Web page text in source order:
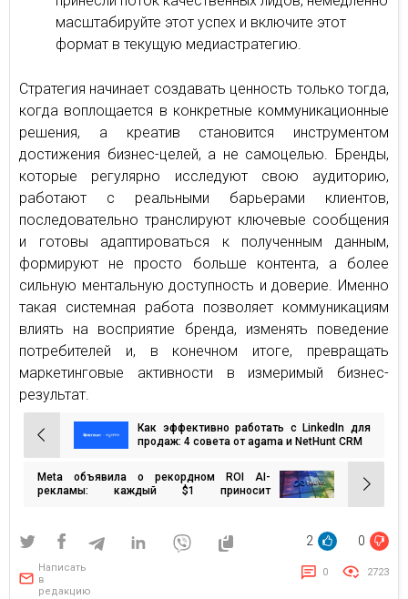
масштабируйте этот успех и включите этот
формат в текущую медиастратегию.
Стратегия начинает создавать ценность только тогда,
когда воплощается в конкретные коммуникационные
решения, а креатив становится инструментом
достижения бизнес-целей, а не самоцелью. Бренды,
которые регулярно исследуют свою аудиторию,
работают с реальными барьерами клиентов,
последовательно транслируют ключевые сообщения
и готовы адаптироваться к полученным данным,
формируют не просто больше контента, а более
сильную ментальную доступность и доверие. Именно
такая системная работа позволяет коммуникациям
влиять на восприятие бренда, изменять поведение
потребителей и, в конечном итоге, превращать
маркетинговые активности в измеримый бизнес-
результат.
Навигация
по
записям
Как эффективно работать с LinkedIn для
продаж: 4 совета от agama и NetHunt CRM
Meta объявила о рекордном ROI AI-
рекламы: каждый $1 приносит
2 0
Написать
в
редакцию
0 2723